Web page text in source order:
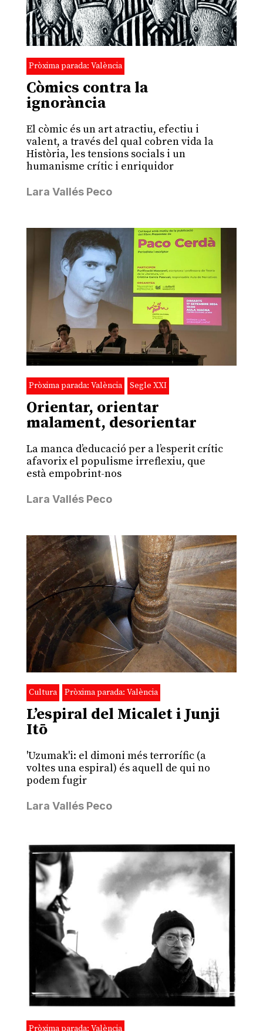
Pròxima parada: València
Còmics contra la
ignorància
El còmic és un art atractiu, efectiu i
valent, a través del qual cobren vida la
Història, les tensions socials i un
humanisme crític i enriquidor
Lara Vallés Peco
Pròxima parada: València Segle XXI
Orientar, orientar
malament, desorientar
La manca d’educació per a l’esperit crític
afavorix el populisme irreflexiu, que
està empobrint-nos
Lara Vallés Peco
Cultura Pròxima parada: València
L’espiral del Micalet i Junji
Itō
'Uzumak'i: el dimoni més terrorífic (a
voltes una espiral) és aquell de qui no
podem fugir
Lara Vallés Peco
Pròxima parada: València